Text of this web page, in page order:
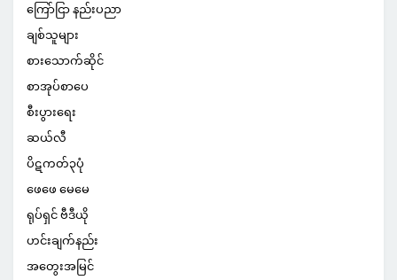
ကြော်ငြာ နည်းပညာ
ချစ်သူများ
စားသောက်ဆိုင်
စာအုပ်စာပေ
စီးပွားရေး
ဆယ်လီ
ပိဋကတ်၃ပုံ
ဖေဖေ မေမေ
ရုပ်ရှင် ဗီဒီယို
ဟင်းချက်နည်း
အတွေးအမြင်